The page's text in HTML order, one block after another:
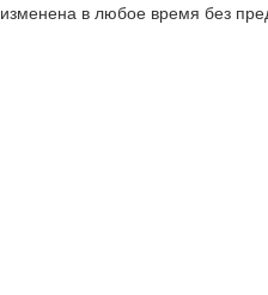
изменена в любое время без